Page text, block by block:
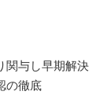
関与し早期解決
の徹底